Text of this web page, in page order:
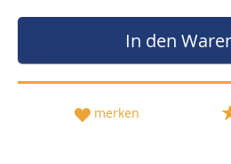
In den
merken